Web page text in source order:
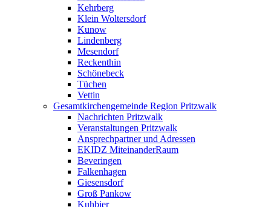
Kehrberg
Klein Woltersdorf
Kunow
Lindenberg
Mesendorf
Reckenthin
Schönebeck
Tüchen
Vettin
Gesamtkirchengemeinde Region Pritzwalk
Nachrichten Pritzwalk
Veranstaltungen Pritzwalk
Ansprechpartner und Adressen
EKIDZ MiteinanderRaum
Beveringen
Falkenhagen
Giesensdorf
Groß Pankow
Kuhbier